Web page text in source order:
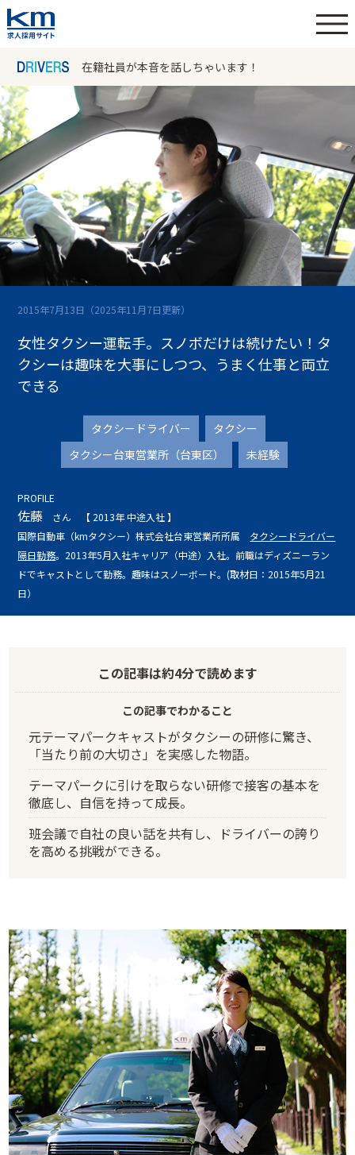
在籍社員が本音を話しちゃいます！
2015年7月13日 （2025年11月7日更新）
女性タクシー運転手。スノボだけは続けたい！タ
クシーは趣味を大事にしつつ、うまく仕事と両立
できる
タクシードライバー
タクシー
タクシー台東営業所（台東区）
未経験
PROFILE
佐藤 さん
【 2013年 中途入社 】
国際自動車（kmタクシー）株式会社台東営業所所属 タクシードライバー
隔日勤務。2013年5月入社キャリア（中途）入社。前職はディズニーラン
ドでキャストとして勤務。趣味はスノーボード。(取材日：2015年5月21
日）
この記事は約4分で読めます
この記事でわかること
元テーマパークキャストがタクシーの研修に驚き、
「当たり前の大切さ」を実感した物語。
テーマパークに引けを取らない研修で接客の基本を
徹底し、自信を持って成長。
班会議で自社の良い話を共有し、ドライバーの誇り
を高める挑戦ができる。